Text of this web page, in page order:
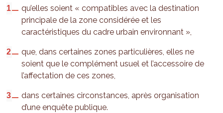
qu’elles soient « compatibles avec la destination
principale de la zone considérée et les
caractéristiques du cadre urbain environnant »,
que, dans certaines zones particulières, elles ne
soient que le complément usuel et l’accessoire de
l’affectation de ces zones,
dans certaines circonstances, après organisation
d’une enquête publique.